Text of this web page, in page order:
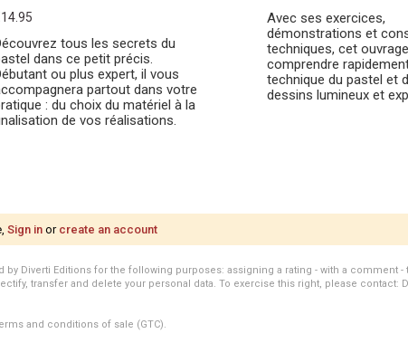
tous les secrets du
dans ce petit précis.
ou plus expert, il vous
partout dans votre
: du choix du matériel à la
de vos réalisations.
Avec ses exercices,
démonstrations et
techniques, cet
comprendre
technique du pastel et
dessins lumineux et
Sign in or create an account
Diverti Editions for the following purposes: assigning a rating - with a comment
transfer and delete your personal data. To exercise this right, please contact:
and conditions of sale (GTC).